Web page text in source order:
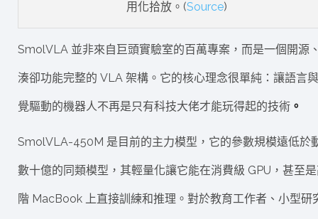
用化拾放。(Source)
SmolVLA 並非來自巨頭實驗室的百萬專案，而是一個開源
湊卻功能完整的 VLA 架構。它的核心理念很單純：讓語言
覺驅動的機器人不再是只有科技大佬才能玩得起的技術 。
SmolVLA-450M 是目前的主力模型，它的參數規模遠低於
數十億的同類模型，其輕量化讓它能在消費級 GPU，甚至
階 MacBook 上直接訓練和推理。對於教育工作者、小型研